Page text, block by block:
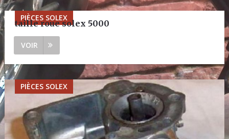
PIÈCES SOLEX
taille roue solex 5000
VOIR
PIÈCES SOLEX